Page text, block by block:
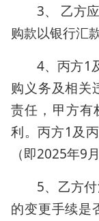
3、 乙方
购款以银行汇
4、丙方1
购义务及相关
责任，甲方
利。丙方1及
（即2025年9
5、乙方
的变更手续是